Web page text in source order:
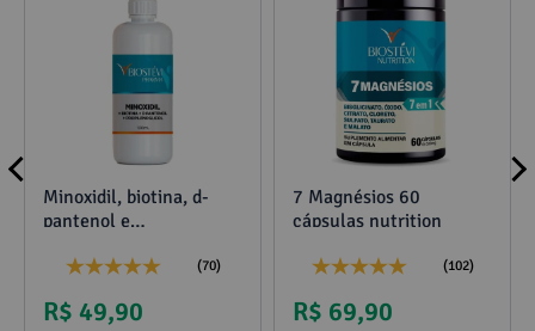
Minoxidil, biotina, d-
pantenol e
(70)
R$ 49,90
7 Magnésios 60
cápsulas nutrition
(102)
R$ 69,90